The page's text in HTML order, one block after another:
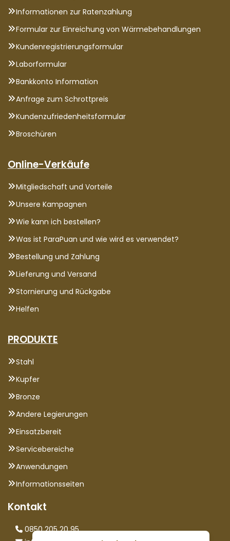
Informationen zur Ratenzahlung
Formular zur Einreichung von Wärmebehandlungen
Kundenregistrierungsformular
Laborformular
Bankkonto Information
Anfrage zum Schrottpreis
Kundenzufriedenheitsformular
Broschüren
Online-Verkäufe
Mitgliedschaft und Vorteile
Unsere Kampagnen
Wie kann ich bestellen?
Was ist ParaPuan und wie wird es verwendet?
Bestellung und Zahlung
Lieferung und Versand
Stornierung und Rückgabe
Helfen
PRODUKTE
Stahl
Kupfer
Bronze
Andere Legierungen
Einsatzbereit
Servicebereiche
Anwendungen
Informationsseiten
Kontakt
0850 205 20 95